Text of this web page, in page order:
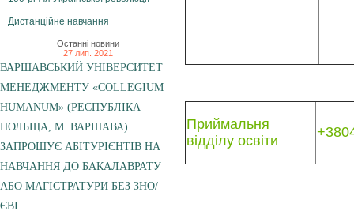
Дистанційне навчання
Останні новини
27 лип. 2021
ВАРШАВСЬКИЙ УНІВЕРСИТЕТ
МЕНЕДЖМЕНТУ «COLLEGIUM
HUMANUM» (РЕСПУБЛІКА
ПОЛЬЩА, М. ВАРШАВА)
ЗАПРОШУЄ АБІТУРІЄНТІВ НА
НАВЧАННЯ ДО БАКАЛАВРАТУ
АБО МАГІСТРАТУРИ БЕЗ ЗНО/
ЄВІ
Приймальня
відділу освіти